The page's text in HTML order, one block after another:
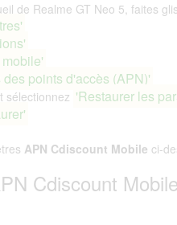
de Realme GT Neo 5, faites
des points d'accès (APN)'
sélectionnez 'Restaurer les
APN Cdiscount Mobile ci-
Cdiscount